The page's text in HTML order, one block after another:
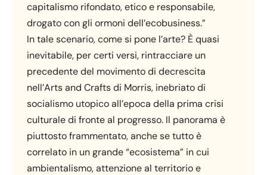
capitalismo rifondato, etico e responsabile,
drogato con gli ormoni dell’ecobusiness.”
In tale scenario, come si pone l’arte? È quasi
inevitabile, per certi versi, rintracciare un
precedente del movimento di decrescita
nell’Arts and Crafts di Morris, inebriato di
socialismo utopico all’epoca della prima crisi
culturale di fronte al progresso. Il panorama è
piuttosto frammentato, anche se tutto è
correlato in un grande “ecosistema” in cui
ambientalismo, attenzione al territorio e